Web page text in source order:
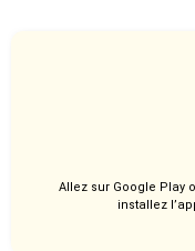
Allez sur Google Play
installez